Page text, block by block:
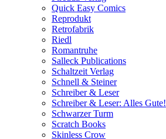
Quick Easy Comics
Reprodukt
Retrofabrik
Riedl
Romantruhe
Salleck Publications
Schaltzeit Verlag
Schnell & Steiner
Schreiber & Leser
Schreiber & Leser: Alles Gute!
Schwarzer Turm
Scratch Books
Skinless Crow